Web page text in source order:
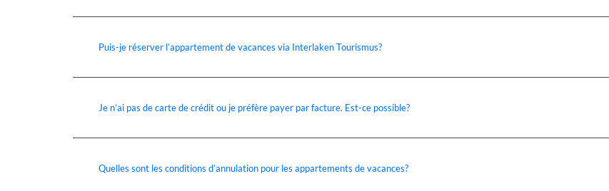
Puis-je réserver l’appartement de vacances via Interlaken Tourismus?
Je n’ai pas de carte de crédit ou je préfère payer par facture. Est-ce possible?
Quelles sont les conditions d’annulation pour les appartements de vacances?